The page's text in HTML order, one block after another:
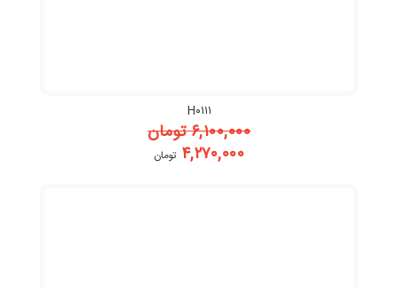
H۰۱۱۱
۶,۱۰۰,۰۰۰تومان
۴,۲۷۰,۰۰۰ تومان